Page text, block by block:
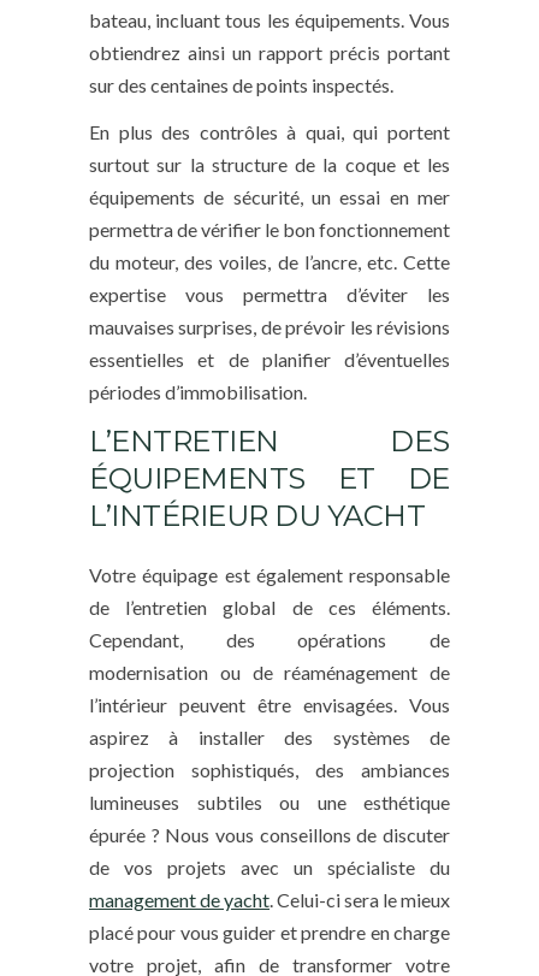
bateau, incluant tous les équipements. Vous
obtiendrez ainsi un rapport précis portant
sur des centaines de points inspectés.
En plus des contrôles à quai, qui portent
surtout sur la structure de la coque et les
équipements de sécurité, un essai en mer
permettra de vérifier le bon fonctionnement
du moteur, des voiles, de l’ancre, etc. Cette
expertise vous permettra d’éviter les
mauvaises surprises, de prévoir les révisions
essentielles et de planifier d’éventuelles
périodes d’immobilisation.
L’ENTRETIEN DES
ÉQUIPEMENTS ET DE
L’INTÉRIEUR DU YACHT
Votre équipage est également responsable
de l’entretien global de ces éléments.
Cependant, des opérations de
modernisation ou de réaménagement de
l’intérieur peuvent être envisagées. Vous
aspirez à installer des systèmes de
projection sophistiqués, des ambiances
lumineuses subtiles ou une esthétique
épurée ? Nous vous conseillons de discuter
de vos projets avec un spécialiste du
management de yacht. Celui-ci sera le mieux
placé pour vous guider et prendre en charge
votre projet, afin de transformer votre